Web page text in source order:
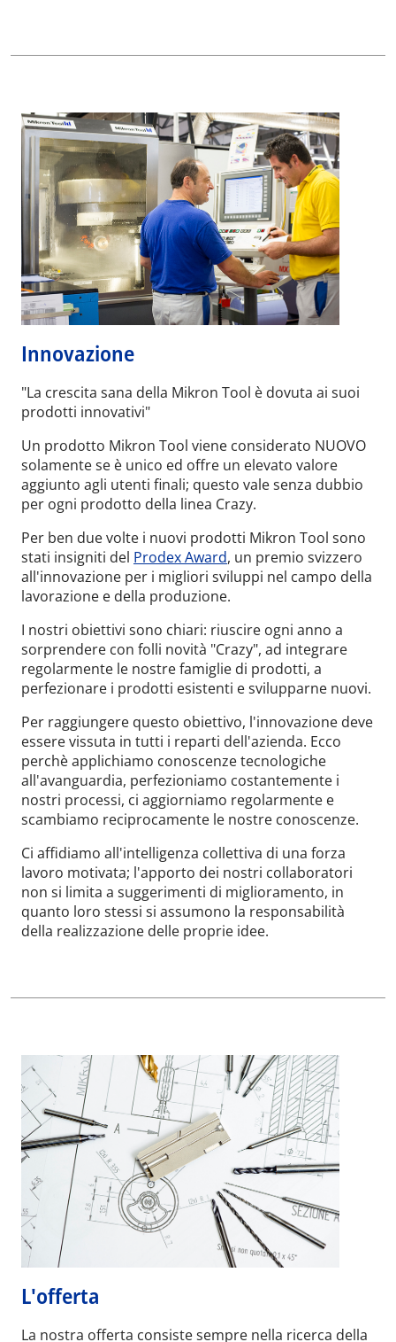
Innovazione
"La crescita sana della Mikron Tool è dovuta ai suoi
prodotti innovativi"
Un prodotto Mikron Tool viene considerato NUOVO
solamente se è unico ed offre un elevato valore
aggiunto agli utenti finali; questo vale senza dubbio
per ogni prodotto della linea Crazy.
Per ben due volte i nuovi prodotti Mikron Tool sono
stati insigniti del Prodex Award, un premio svizzero
all'innovazione per i migliori sviluppi nel campo della
lavorazione e della produzione.
I nostri obiettivi sono chiari: riuscire ogni anno a
sorprendere con folli novità "Crazy", ad integrare
regolarmente le nostre famiglie di prodotti, a
perfezionare i prodotti esistenti e svilupparne nuovi.
Per raggiungere questo obiettivo, l'innovazione deve
essere vissuta in tutti i reparti dell'azienda. Ecco
perchè applichiamo conoscenze tecnologiche
all'avanguardia, perfezioniamo costantemente i
nostri processi, ci aggiorniamo regolarmente e
scambiamo reciprocamente le nostre conoscenze.
Ci affidiamo all'intelligenza collettiva di una forza
lavoro motivata; l'apporto dei nostri collaboratori
non si limita a suggerimenti di miglioramento, in
quanto loro stessi si assumono la responsabilità
della realizzazione delle proprie idee.
L'offerta
La nostra offerta consiste sempre nella ricerca della